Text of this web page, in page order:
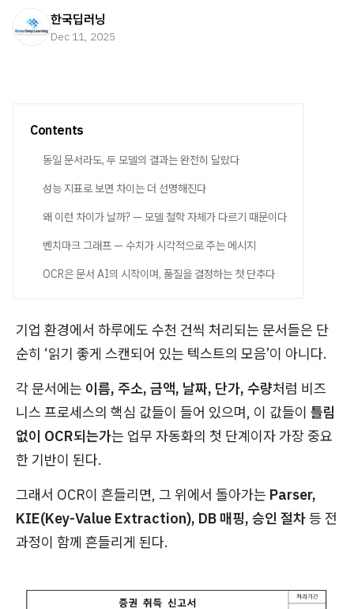
한국딥러닝
Dec 11, 2025
Contents
동일 문서라도, 두 모델의 결과는 완전히 달랐다
성능 지표로 보면 차이는 더 선명해진다
왜 이런 차이가 날까? — 모델 철학 자체가 다르기 때문이다
벤치마크 그래프 — 수치가 시각적으로 주는 메시지
OCR은 문서 AI의 시작이며, 품질을 결정하는 첫 단추다
기업 환경에서 하루에도 수천 건씩 처리되는 문서들은 단
순히 ‘읽기 좋게 스캔되어 있는 텍스트의 모음’이 아니다.
각 문서에는 이름, 주소, 금액, 날짜, 단가, 수량처럼 비즈
니스 프로세스의 핵심 값들이 들어 있으며, 이 값들이 틀림
없이 OCR되는가는 업무 자동화의 첫 단계이자 가장 중요
한 기반이 된다.
그래서 OCR이 흔들리면, 그 위에서 돌아가는 Parser,
KIE(Key-Value Extraction), DB 매핑, 승인 절차등 전
과정이 함께 흔들리게 된다.